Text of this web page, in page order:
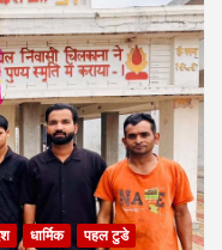
धार्मिक
पहल टुडे